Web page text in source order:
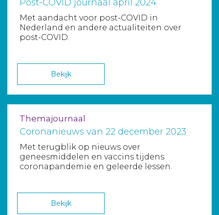
Post-COVID journaal april 2024
Met aandacht voor post-COVID in
Nederland en andere actualiteiten over
post-COVID.
Bekijk
Themajournaal
Coronanieuws van 22 december 2023
Met terugblik op nieuws over
geneesmiddelen en vaccins tijdens
coronapandemie en geleerde lessen.
Bekijk